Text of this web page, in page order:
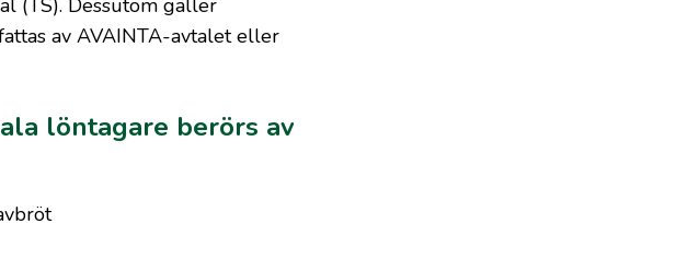
av AVAINTA-avtalet eller
löntagare berörs av